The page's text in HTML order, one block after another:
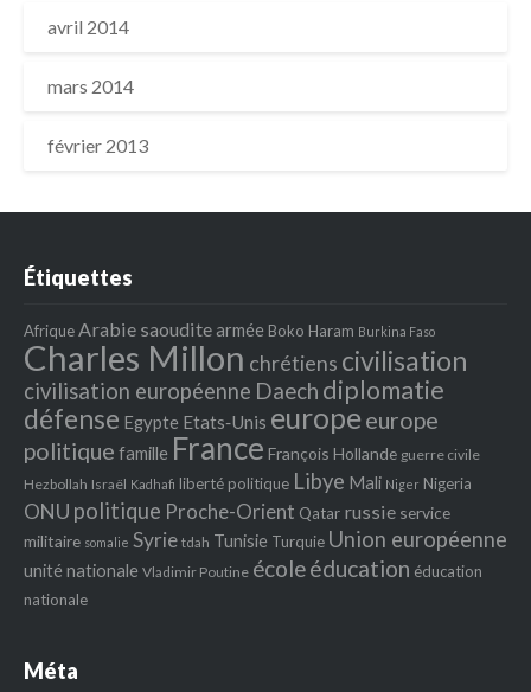
avril 2014
mars 2014
février 2013
Étiquettes
AfriqueArabie saoudite armée Boko Haram Burkina Faso
Charles Millon chrétiens civilisation
civilisation européenne Daech diplomatie
défense Egypte Etats‐Unis europeeurope
politique famille France François Hollande guerre civile
Hezbollah Israël Kadhafi liberté politique Libye Mali Niger Nigeria
ONU politique Proche-Orient Qatar russie service
militaire somalie Syrie tdah Tunisie Turquie Union européenne
unité nationale Vladimir Poutine écoleéducation éducation
nationale
Méta